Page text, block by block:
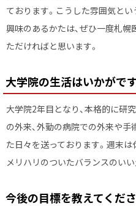
ております。こうした雰囲気と
興味のあるかたは、ぜひ一度札
ただければと思います。
大学院の生活はいかがで
大学院2年目となり、本格的に研
の外来、外勤の病院での外来や手
た日々を送っております。週末
メリハリのついたバランスのい
今後の目標を教えてくだ